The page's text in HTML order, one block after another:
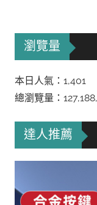
瀏覽量
本日人氣：1,401
總瀏覽量：
達人推薦